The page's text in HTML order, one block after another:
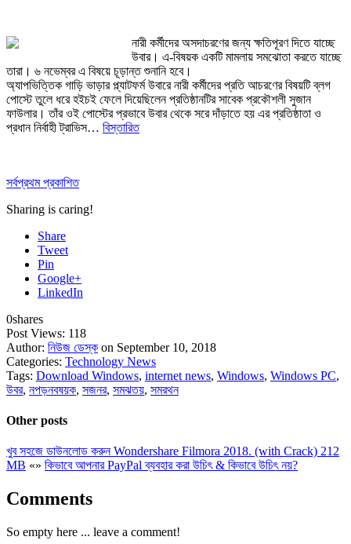
নারী কর্মীদের অসদাচরণের জন্য ক্ষতিপূরণ দিতে যাচ্ছে
উবার। এ-বিষয়ক একটি মামলায় সমঝোতা করতে যাচ্ছে
তারা। ৬ নভেম্বর এ বিষয়ে চূড়ান্ত শুনানি হবে।
অ্যাপভিত্তিক গাড়ি ভাড়ার প্ল্যাটফর্ম উবারে নারী কর্মীদের প্রতি আচরণের বিষয়টি ব্লগ
পোস্টে তুলে ধরে হইচই ফেলে দিয়েছিলেন প্রতিষ্ঠানটির সাবেক প্রকৌশলী সুজান
ফাউলার। তাঁর ওই পোস্টের প্রভাবে উবার থেকে সরে দাঁড়াতে হয় এর প্রতিষ্ঠাতা ও
প্রধান নির্বাহী ট্রাভিস… বিস্তারিত
সর্বপ্রথম প্রকাশিত
Sharing is caring!
Share
Tweet
Pin
Google+
LinkedIn
0shares
Post Views: 118
Author: নিউজ ডেস্ক on September 10, 2018
Categories: Technology News
Tags: Download Windows, internet news, Windows, Windows PC,
উবর, নপড়নবষয়ক, সজনর, সমঝতয়, সমরথন
Other posts
খুব সহজে ডাউনলোড করুন Wondershare Filmora 2018. (with Crack) 212
MB «» কিভাবে আপনার PayPal ব্যবহার করা উচিৎ & কিভাবে উচিৎ নয়?
Comments
So empty here ... leave a comment!